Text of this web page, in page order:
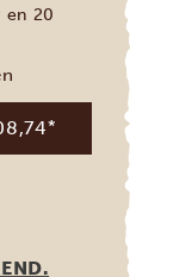
en 20
*